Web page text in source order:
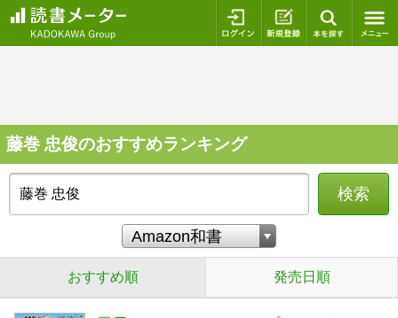
ログイン 新規登録
藤巻 忠俊のおすすめランキング
検索
おすすめ順 発売日順